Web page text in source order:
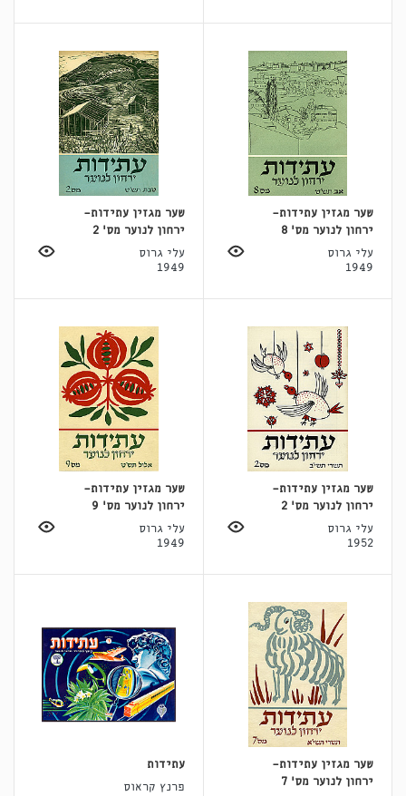
שער מגזין עתידות-
ירחון לנוער מס' 8
עלי גרוס
1949
שער מגזין עתידות-
ירחון לנוער מס' 2
עלי גרוס
1949
שער מגזין עתידות-
ירחון לנוער מס' 2
עלי גרוס
1952
שער מגזין עתידות-
ירחון לנוער מס' 9
עלי גרוס
1949
שער מגזין עתידות-
ירחון לנוער מס' 7
עתידות
פרנץ קראוס